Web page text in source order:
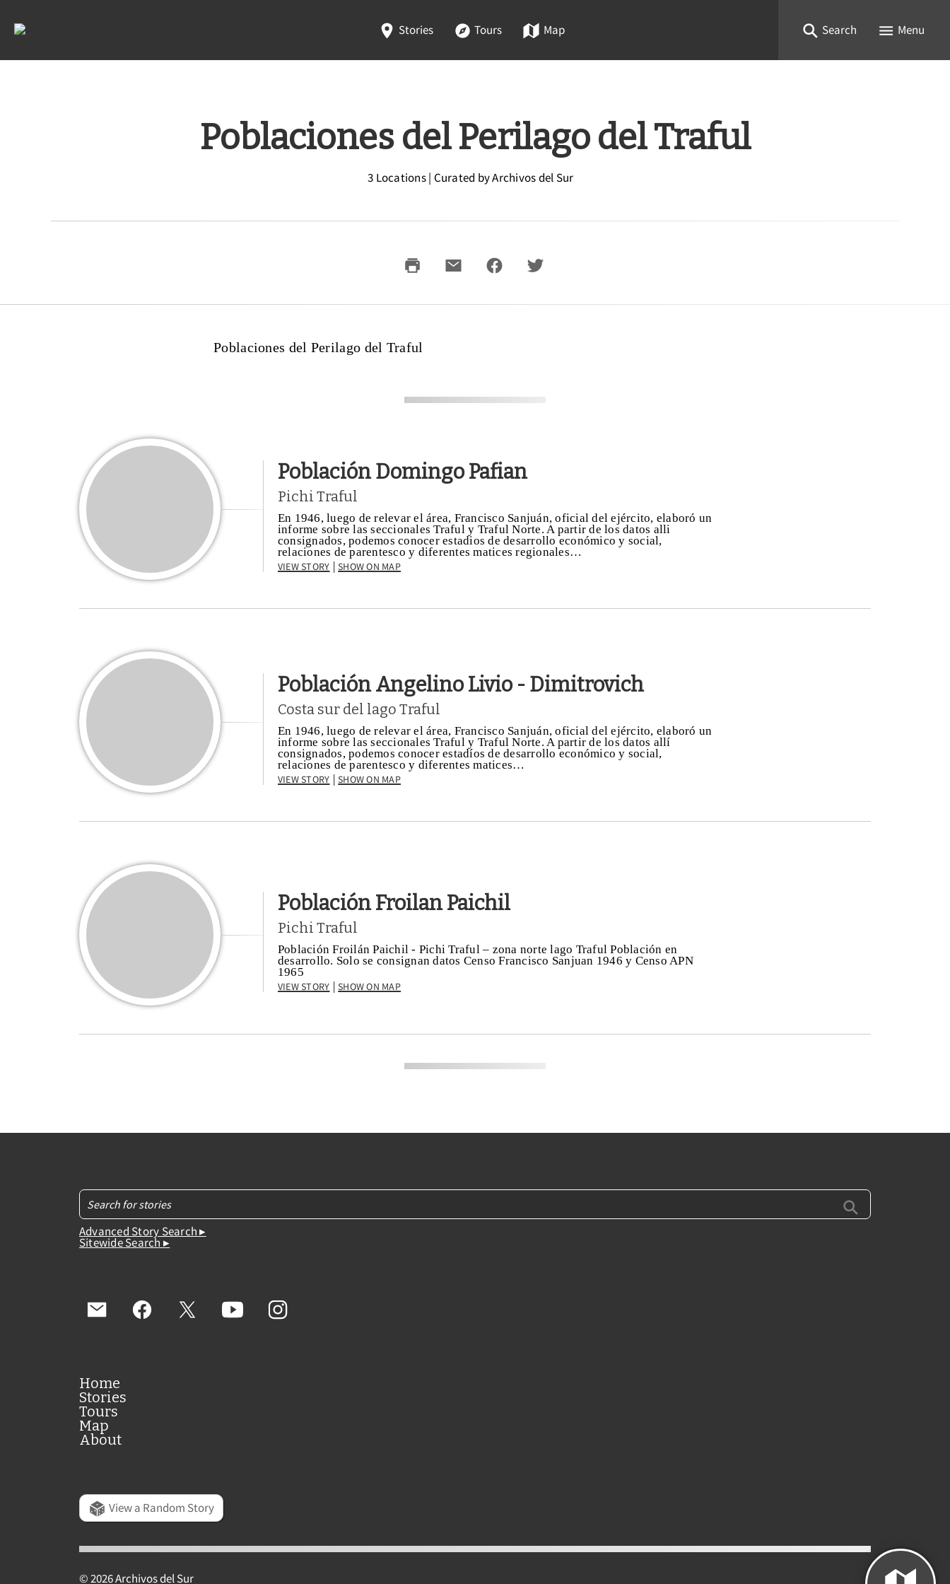
Stories Tours Map Search Menu
Poblaciones del Perilago del Traful
3 Locations | Curated by Archivos del Sur
Poblaciones del Perilago del Traful
Población Domingo Pafian
Pichi Traful
En 1946, luego de relevar el área, Francisco Sanjuán, oficial del ejército, elaboró un
informe sobre las seccionales Traful y Traful Norte. A partir de los datos alli
consignados, podemos conocer estadios de desarrollo económico y social,
relaciones de parentesco y diferentes matices regionales…
View Story Show on Map
Población Angelino Livio - Dimitrovich
Costa sur del lago Traful
En 1946, luego de relevar el área, Francisco Sanjuán, oficial del ejército, elaboró un
informe sobre las seccionales Traful y Traful Norte. A partir de los datos allí
consignados, podemos conocer estadíos de desarrollo económico y social,
relaciones de parentesco y diferentes matices…
View Story Show on Map
Población Froilan Paichil
Pichi Traful
Población Froilán Paichil - Pichi Traful – zona norte lago Traful Población en
desarrollo. Solo se consignan datos Censo Francisco Sanjuan 1946 y Censo APN
1965
View Story Show on Map
Advanced Story Search ▸
Sitewide Search ▸
Home
Stories
Tours
Map
About
View a Random Story
© 2026 Archivos del Sur